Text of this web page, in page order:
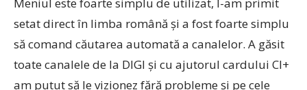
setat direct în limba română și a fost foarte simplu
să comand căutarea automată a canalelor. A găsit
toate canalele de la DIGI și cu ajutorul cardului CI+
am putut să le vizionez fără probleme și pe cele